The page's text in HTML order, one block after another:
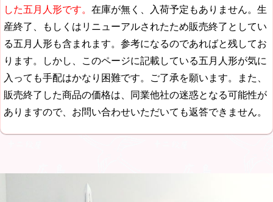
した五月人形です。 在庫が無く、入荷予定もありません。生
産終了、もしくはリニューアルされたため販売終了としてい
る五月人形も含まれます。参考になるのであればと残してお
ります。しかし、このページに記載している五月人形が気に
入っても手配はかなり困難です。ご了承を願います。また、
販売終了した商品の価格は、同業他社の迷惑となる可能性が
ありますので、お問い合わせいただいても返答できません。